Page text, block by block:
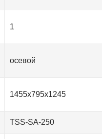
1
осевой
1455x795x1245
TSS-SA-250